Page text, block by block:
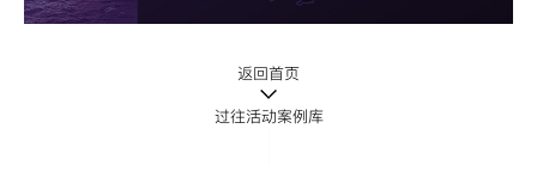
返回首页
过往活动案例库